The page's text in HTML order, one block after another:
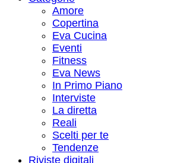
Amore
Copertina
Eva Cucina
Eventi
Fitness
Eva News
In Primo Piano
Interviste
La diretta
Reali
Scelti per te
Tendenze
Riviste digitali